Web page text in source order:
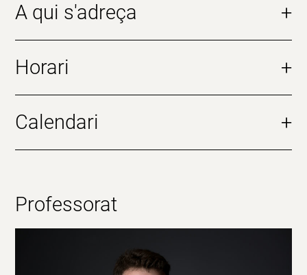
A qui s'adreça +
Horari +
Calendari +
Professorat